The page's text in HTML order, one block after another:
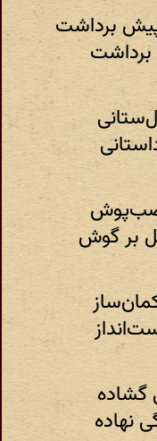
برداشت
بر گوش
گشاده
نهاده